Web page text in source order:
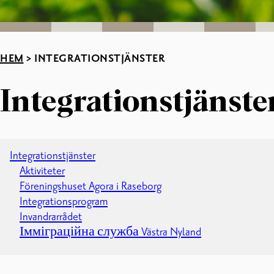
HEM > INTEGRATIONSTJÄNSTER
Integrationstjänster
Aktiviteter
Föreningshuset Agora i Raseborg
Integrationsprogram
Invandrarrådet
Імміграційна служба Västra Nyland